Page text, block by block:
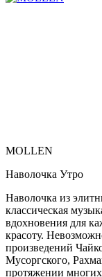
MOLLEN
Наволочка Утро
Наволочка из
классическая
вдохновения для
красоту.
произведений
Мусоргского,
протяжении